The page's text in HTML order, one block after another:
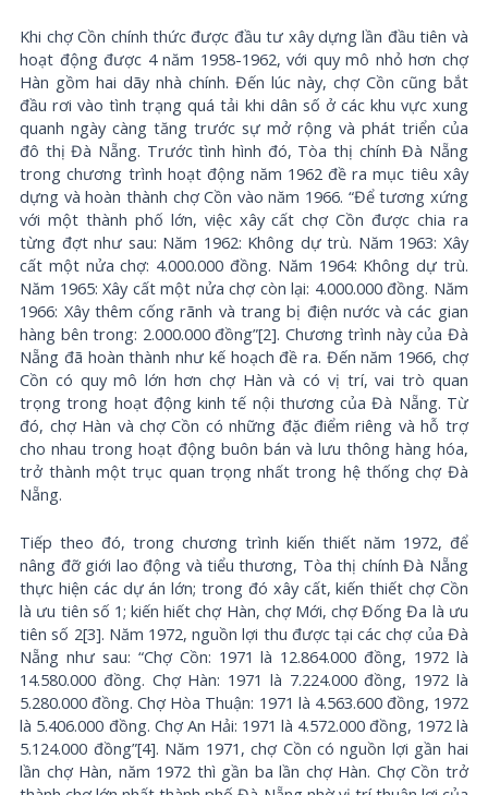
Khi chợ Cồn chính thức được đầu tư xây dựng lần đầu tiên và
hoạt động được 4 năm 1958-1962, với quy mô nhỏ hơn chợ
Hàn gồm hai dãy nhà chính. Đến lúc này, chợ Cồn cũng bắt
đầu rơi vào tình trạng quá tải khi dân số ở các khu vực xung
quanh ngày càng tăng trước sự mở rộng và phát triển của
đô thị Đà Nẵng. Trước tình hình đó, Tòa thị chính Đà Nẵng
trong chương trình hoạt động năm 1962 đề ra mục tiêu xây
dựng và hoàn thành chợ Cồn vào năm 1966. “Để tương xứng
với một thành phố lớn, việc xây cất chợ Cồn được chia ra
từng đợt như sau: Năm 1962: Không dự trù. Năm 1963: Xây
cất một nửa chợ: 4.000.000 đồng. Năm 1964: Không dự trù.
Năm 1965: Xây cất một nửa chợ còn lại: 4.000.000 đồng. Năm
1966: Xây thêm cống rãnh và trang bị điện nước và các gian
hàng bên trong: 2.000.000 đồng”[2]. Chương trình này của Đà
Nẵng đã hoàn thành như kế hoạch đề ra. Đến năm 1966, chợ
Cồn có quy mô lớn hơn chợ Hàn và có vị trí, vai trò quan
trọng trong hoạt động kinh tế nội thương của Đà Nẵng. Từ
đó, chợ Hàn và chợ Cồn có những đặc điểm riêng và hỗ trợ
cho nhau trong hoạt động buôn bán và lưu thông hàng hóa,
trở thành một trục quan trọng nhất trong hệ thống chợ Đà
Nẵng.
Tiếp theo đó, trong chương trình kiến thiết năm 1972, để
nâng đỡ giới lao động và tiểu thương, Tòa thị chính Đà Nẵng
thực hiện các dự án lớn; trong đó xây cất, kiến thiết chợ Cồn
là ưu tiên số 1; kiến hiết chợ Hàn, chợ Mới, chợ Đống Đa là ưu
tiên số 2[3]. Năm 1972, nguồn lợi thu được tại các chợ của Đà
Nẵng như sau: “Chợ Cồn: 1971 là 12.864.000 đồng, 1972 là
14.580.000 đồng. Chợ Hàn: 1971 là 7.224.000 đồng, 1972 là
5.280.000 đồng. Chợ Hòa Thuận: 1971 là 4.563.600 đồng, 1972
là 5.406.000 đồng. Chợ An Hải: 1971 là 4.572.000 đồng, 1972 là
5.124.000 đồng”[4]. Năm 1971, chợ Cồn có nguồn lợi gần hai
lần chợ Hàn, năm 1972 thì gần ba lần chợ Hàn. Chợ Cồn trở